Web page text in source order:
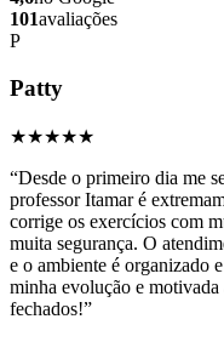
101avaliações
P
Patty
★★★★★
“Desde o primeiro dia me
professor Itamar é
corrige os exercícios com
muita segurança. O
e o ambiente é organizado
minha evolução e
fechados!”